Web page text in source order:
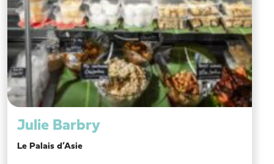
Julie Barbry
Le Palais d’Asie